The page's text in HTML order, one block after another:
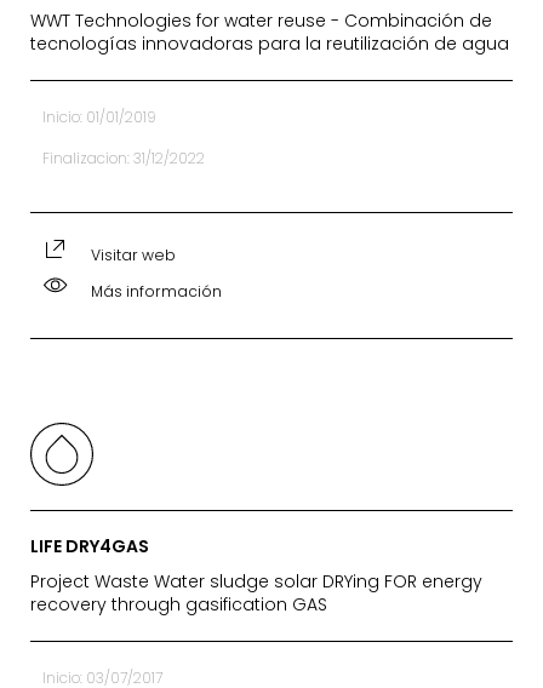
WWT Technologies for water reuse - Combinación de
tecnologías innovadoras para la reutilización de agua
Inicio: 01/01/2019
Finalizacion: 31/12/2022
Visitar web
Más información
LIFE DRY4GAS
Project Waste Water sludge solar DRYing FOR energy
recovery through gasification GAS
Inicio: 03/07/2017